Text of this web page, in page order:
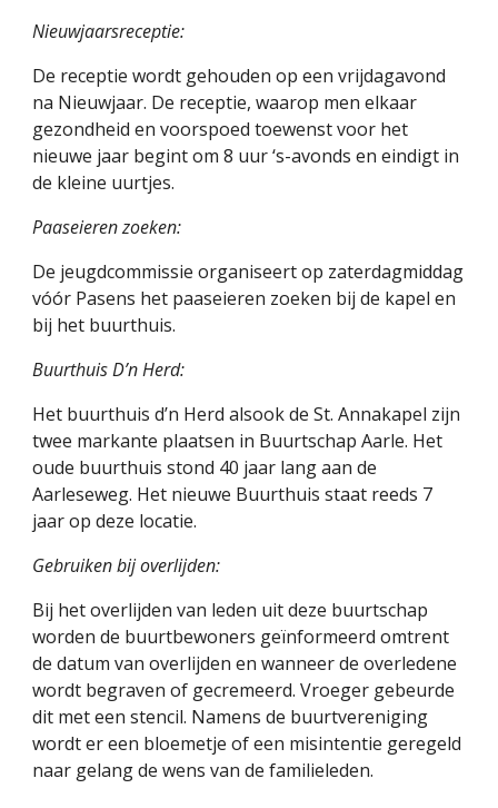
Nieuwjaarsreceptie:
De receptie wordt gehouden op een vrijdagavond
na Nieuwjaar. De receptie, waarop men elkaar
gezondheid en voorspoed toewenst voor het
nieuwe jaar begint om 8 uur ‘s-avonds en eindigt in
de kleine uurtjes.
Paaseieren zoeken:
De jeugdcommissie organiseert op zaterdagmiddag
vóór Pasens het paaseieren zoeken bij de kapel en
bij het buurthuis.
Buurthuis D’n Herd:
Het buurthuis d’n Herd alsook de St. Annakapel zijn
twee markante plaatsen in Buurtschap Aarle. Het
oude buurthuis stond 40 jaar lang aan de
Aarleseweg. Het nieuwe Buurthuis staat reeds 7
jaar op deze locatie.
Gebruiken bij overlijden:
Bij het overlijden van leden uit deze buurtschap
worden de buurtbewoners geïnformeerd omtrent
de datum van overlijden en wanneer de overledene
wordt begraven of gecremeerd. Vroeger gebeurde
dit met een stencil. Namens de buurtvereniging
wordt er een bloemetje of een misintentie geregeld
naar gelang de wens van de familieleden.